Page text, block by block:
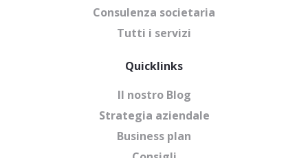
Consulenza societaria
Tutti i servizi
Quicklinks
Il nostro Blog
Strategia aziendale
Business plan